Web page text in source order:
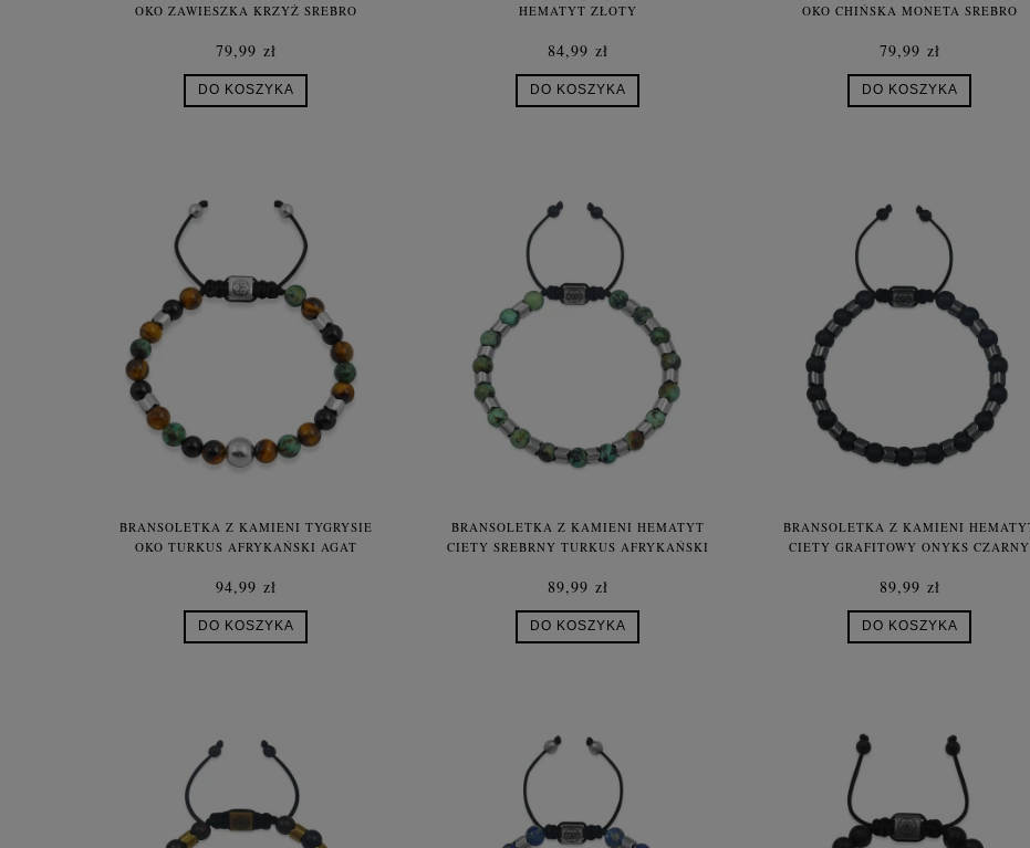
OKO ZAWIESZKA KRZYŻ SREBRO
79,99 zł
DO KOSZYKA
HEMATYT ZŁOTY
84,99 zł
DO KOSZYKA
OKO CHIŃSKA MONETA SREBRO
79,99 zł
DO KOSZYKA
BRANSOLETKA Z KAMIENI TYGRYSIE
OKO TURKUS AFRYKAŃSKI AGAT
94,99 zł
DO KOSZYKA
BRANSOLETKA Z KAMIENI HEMATYT
CIĘTY SREBRNY TURKUS AFRYKAŃSKI
89,99 zł
DO KOSZYKA
BRANSOLETKA Z KAMIENI
CIĘTY GRAFITOWY ONYKS CZARNY
89,99 zł
DO KOSZYKA